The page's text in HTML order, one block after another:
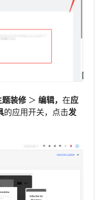
题装修 ＞ 编辑， 在应
的应用开关，点击发